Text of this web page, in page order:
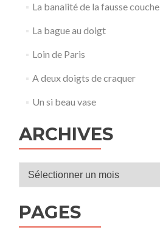
La banalité de la fausse couche
La bague au doigt
Loin de Paris
A deux doigts de craquer
Un si beau vase
ARCHIVES
Archives
PAGES